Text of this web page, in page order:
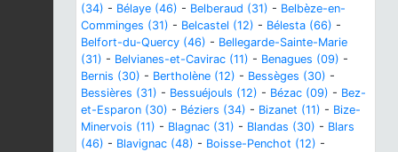
(34) - Bélaye (46) - Belberaud (31) - Belbèze-en-
Comminges (31) - Belcastel (12) - Bélesta (66) -
Belfort-du-Quercy (46) - Bellegarde-Sainte-Marie
(31) - Belvianes-et-Cavirac (11) - Benagues (09) -
Bernis (30) - Bertholène (12) - Bessèges (30) -
Bessières (31) - Bessuéjouls (12) - Bézac (09) - Bez-
et-Esparon (30) - Béziers (34) - Bizanet (11) - Bize-
Minervois (11) - Blagnac (31) - Blandas (30) - Blars
(46) - Blavignac (48) - Boisse-Penchot (12) -